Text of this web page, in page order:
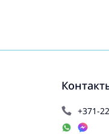
+371-